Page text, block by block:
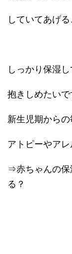
していてあげ
しっかり保湿
抱きしめたいで
新生児期から
アトピーやアレ
⇒赤ちゃんの保
る？